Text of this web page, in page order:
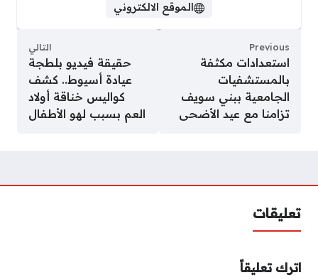
الموقع الالكتروني
Previous
استعدادات مكثفة
بالمستشفيات
الجامعية ببني سويف
تزامنا مع عيد الأضحى
التالي
حقيقة فيديو بلطجة
عيادة أسيوط.. كشف
كواليس خناقة أولاد
العم بسبب لهو الأطفال
تعليقات
اترك تعليقاً